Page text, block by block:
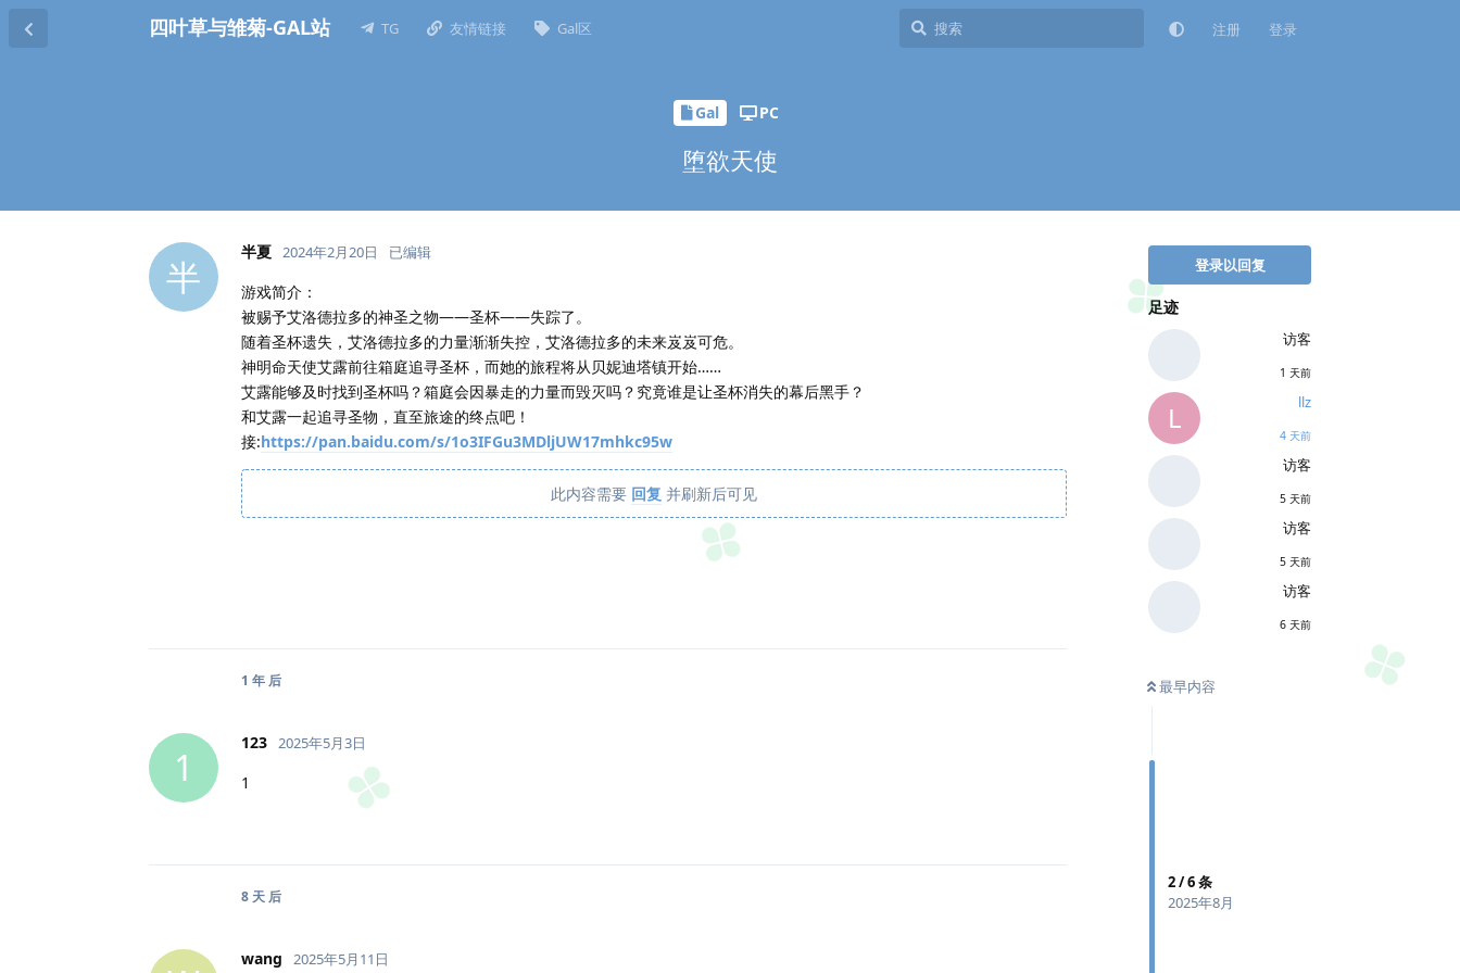
四叶草与雏菊-GAL站 TG 友情链接 Gal区 注册 登录
Gal PC
堕欲天使
登录以回复
足迹
访客
1 天前
L llz
4 天前
访客
5 天前
访客
5 天前
访客
6 天前
最早内容
2/6条
2025年8月
半
半夏 2024年2月20日 已编辑
游戏简介：
被赐予艾洛德拉多的神圣之物——圣杯——失踪了。
随着圣杯遗失，艾洛德拉多的力量渐渐失控，艾洛德拉多的未来岌岌可危。
神明命天使艾露前往箱庭追寻圣杯，而她的旅程将从贝妮迪塔镇开始……
艾露能够及时找到圣杯吗？箱庭会因暴走的力量而毁灭吗？究竟谁是让圣杯消失的幕后黑手？
和艾露一起追寻圣物，直至旅途的终点吧！
接:https://pan.baidu.com/s/1o3IFGu3MDljUW17mhkc95w
此内容需要 回复 并刷新后可见
1 年 后
1
123 2025年5月3日
1
8 天 后
wang 2025年5月11日